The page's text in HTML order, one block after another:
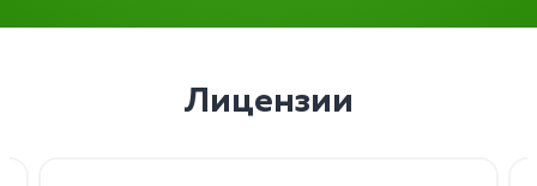
Лицензии